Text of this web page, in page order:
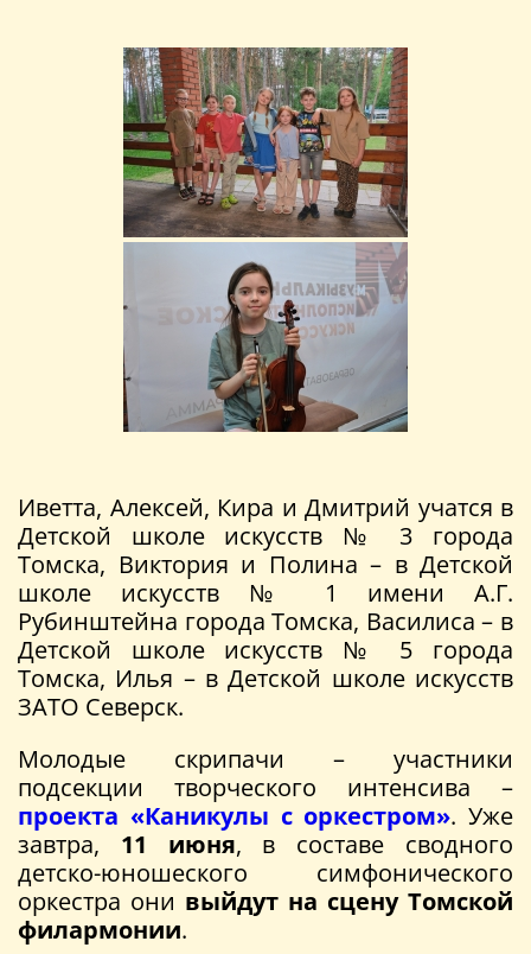
Иветта, Алексей, Кира и Дмитрий учатся в
Детской школе искусств № 3 города
Томска, Виктория и Полина – в Детской
школе искусств № 1 имени А.Г.
Рубинштейна города Томска, Василиса – в
Детской школе искусств № 5 города
Томска, Илья – в Детской школе искусств
ЗАТО Северск.
Молодые скрипачи – участники
подсекции творческого интенсива –
проекта «Каникулы с оркестром». Уже
завтра, 11 июня, в составе сводного
детско-юношеского симфонического
оркестра они выйдут на сцену Томской
филармонии.